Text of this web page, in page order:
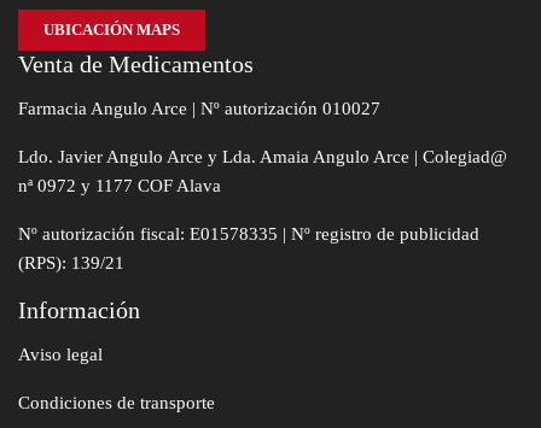
UBICACIÓN MAPS
Venta de Medicamentos
Farmacia Angulo Arce | Nº autorización 010027
Ldo. Javier Angulo Arce y Lda. Amaia Angulo Arce | Colegiad@
nª 0972 y 1177 COF Alava
Nº autorización fiscal: E01578335 | Nº registro de publicidad
(RPS): 139/21
Información
Aviso legal
Condiciones de transporte